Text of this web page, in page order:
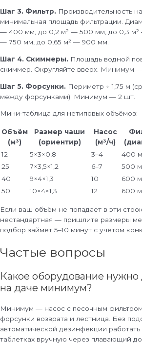
Шаг 3. Фильтр. Производительность
минимальная площадь фильтрации.
— 400 мм, до 0,2 м² — 500 мм, до 0,3 м²
— 750 мм, до 0,65 м² — 900 мм.
Шаг 4. Скиммеры. Площадь водной
скиммер. Округляйте вверх. Минимум —
Шаг 5. Форсунки. Периметр ÷ 1,75 м
между форсунками). Минимум — 2 шт.
Мини-таблица для нетиповых объёмов:
Объём
(м³)
Размер чаши
(ориентир)
Насос
(м³/ч)
12
5×3×0,8 3–4 400
25
7×3,5×1,2 6–7 500
40
9×4×1,3 10 600
50
10×4×1,3 12 600
Если ваш объём не попадает в эти
нестандартная — пришлите размеры
подбор займёт 5–10 минут с учётом
Частые вопросы
Какое оборудование нужно
на даче минимум?
Минимум — насос с песочным
форсунки возврата и лестница. Без
автоматической дезинфекции
таблетках вручную через плавающий